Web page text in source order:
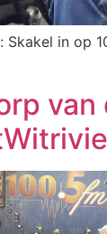
Skakel in op
van